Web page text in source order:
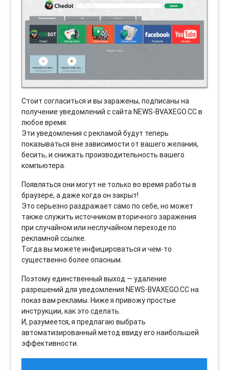
Стоит согласиться и вы заражены, подписаны на
получение уведомлений с сайта NEWS-BVAXEGO.CC в
любое время.
Эти уведомления с рекламой будут теперь
показываться вне зависимости от вашего желания,
бесить, и снижать производительность вашего
компьютера.
Появляться они могут не только во время работы в
браузере, а даже когда он закрыт!
Это серьезно раздражает само по себе, но может
также служить источником вторичного заражения
при случайном или неслучайном переходе по
рекламной ссылке.
Тогда вы можете инфицироваться и чем-то
существенно более опасным.
Поэтому единственный выход — удаление
разрешений для уведомления NEWS-BVAXEGO.CC на
показ вам рекламы. Ниже я привожу простые
инструкции, как это сделать.
И, разумеется, я предлагаю выбрать
автоматизированный метод ввиду его наибольшей
эффективности.